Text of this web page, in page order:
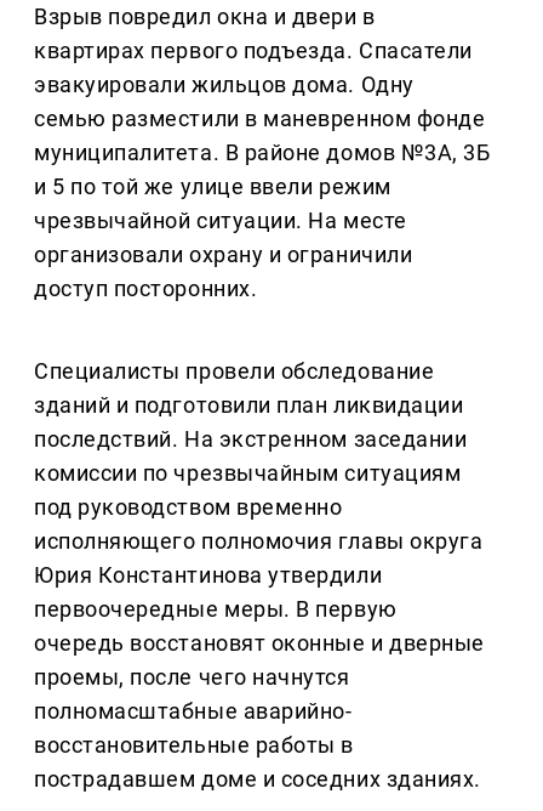
Взрыв повредил окна и двери в
квартирах первого подъезда. Спасатели
эвакуировали жильцов дома. Одну
семью разместили в маневренном фонде
муниципалитета. В районе домов №3А, 3Б
и 5 по той же улице ввели режим
чрезвычайной ситуации. На месте
организовали охрану и ограничили
доступ посторонних.
Специалисты провели обследование
зданий и подготовили план ликвидации
последствий. На экстренном заседании
комиссии по чрезвычайным ситуациям
под руководством временно
исполняющего полномочия главы округа
Юрия Константинова утвердили
первоочередные меры. В первую
очередь восстановят оконные и дверные
проемы, после чего начнутся
полномасштабные аварийно-
восстановительные работы в
пострадавшем доме и соседних зданиях.